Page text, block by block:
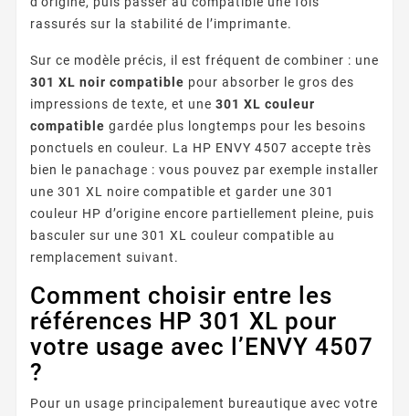
rassurés sur la stabilité de l’imprimante.
Sur ce modèle précis, il est fréquent de combiner : une
301 XL noir compatible pour absorber le gros des
impressions de texte, et une 301 XL couleur
compatible gardée plus longtemps pour les besoins
ponctuels en couleur. La HP ENVY 4507 accepte très
bien le panachage : vous pouvez par exemple installer
une 301 XL noire compatible et garder une 301
couleur HP d’origine encore partiellement pleine, puis
basculer sur une 301 XL couleur compatible au
remplacement suivant.
Comment choisir entre les
références HP 301 XL pour
votre usage avec l’ENVY 4507
?
Pour un usage principalement bureautique avec votre